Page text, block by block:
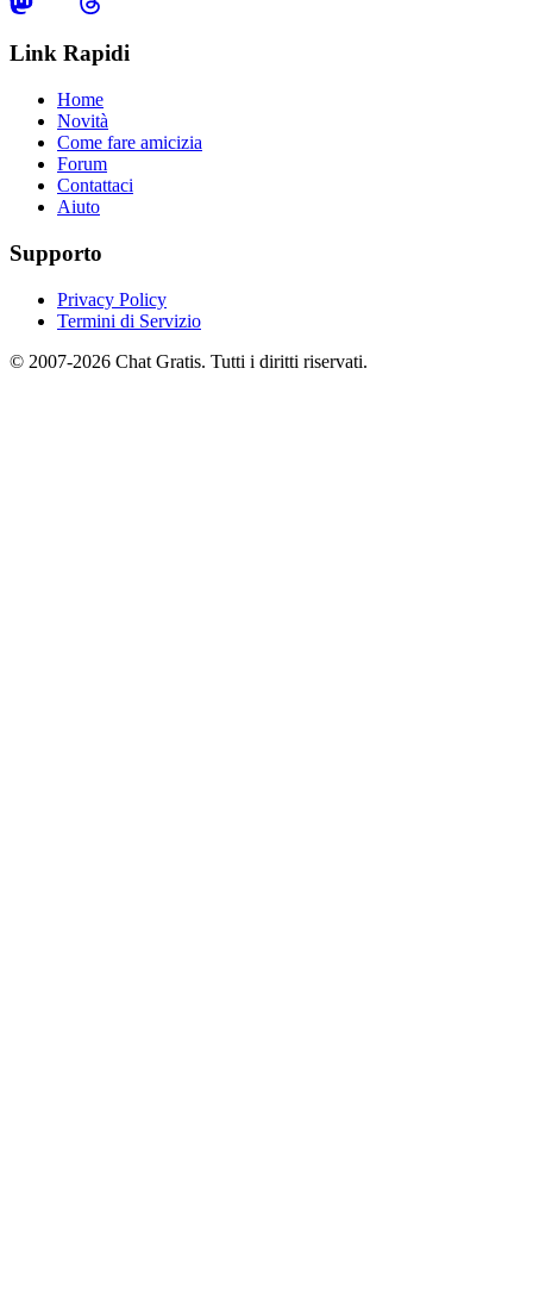
Link Rapidi
Home
Novità
Come fare amicizia
Forum
Contattaci
Aiuto
Supporto
Privacy Policy
Termini di Servizio
© 2007-2026 Chat Gratis. Tutti i diritti riservati.